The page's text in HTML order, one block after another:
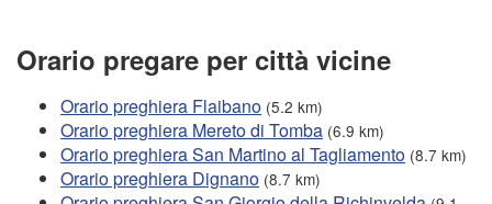
Orario pregare per città vicine
Orario preghiera Flaibano (5.2 km)
Orario preghiera Mereto di Tomba (6.9 km)
Orario preghiera San Martino al Tagliamento (8.7 km)
Orario preghiera Dignano (8.7 km)